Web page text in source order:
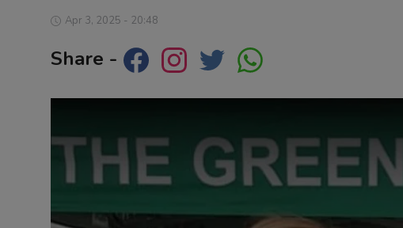
Apr 3, 2025 - 20:48
Share -